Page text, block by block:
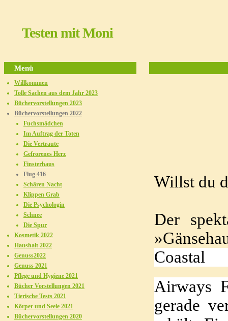
Testen mit Moni
Willst du
Der
Coastal
Airways
gerade
Menü
Willkommen
Tolle Sachen aus dem Jahr 2023
Büchervorstellungen 2023
Büchervorstellungen 2022
Fuchsmädchen
Im Auftrag der Toten
Die Vertraute
Gefrorenes Herz
Finsterhaus
Flug 416
Schären Nacht
Klippen Grab
Die Psychologin
Schnee
Die Spur
Kosmetik 2022
Haushalt 2022
Genuss2022
Genuss 2021
Pflege und Hygiene 2021
Bücher Vorstellungen 2021
Tierische Tests 2021
Körper und Seele 2021
Büchervorstellungen 2020